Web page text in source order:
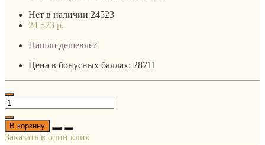
Нет в наличии 24523
24 523 р.
Нашли дешевле?
Цена в бонусных баллах: 28711
В корзину
Заказать в один клик